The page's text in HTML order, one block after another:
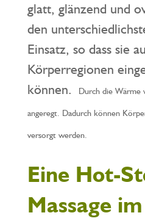
glatt, glänzend und
den
Einsatz, so dass sie
Körperregionen
können.
Durch die Wärme
angeregt. Dadurch können
versorgt werden.
Eine Hot-
Massage im